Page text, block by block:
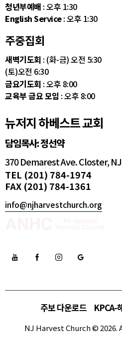
청년부예배 : 오후 1:30
English Service: 오후 1:30
주중집회
새벽기도회 : (화-금) 오전 5:30
(토)오전 6:30
금요기도회 : 오후 8:00
교육부 금요 모임 : 오후 8:00
뉴저지 하베스트 교회
담임목사: 정선약
370 Demarest Ave. Closter,
TEL (201) 784-1974
FAX (201) 784-1361
info@njharvestchurch.org
주보 다운로드 KPCA-
NJ Harvest Church © 2026.